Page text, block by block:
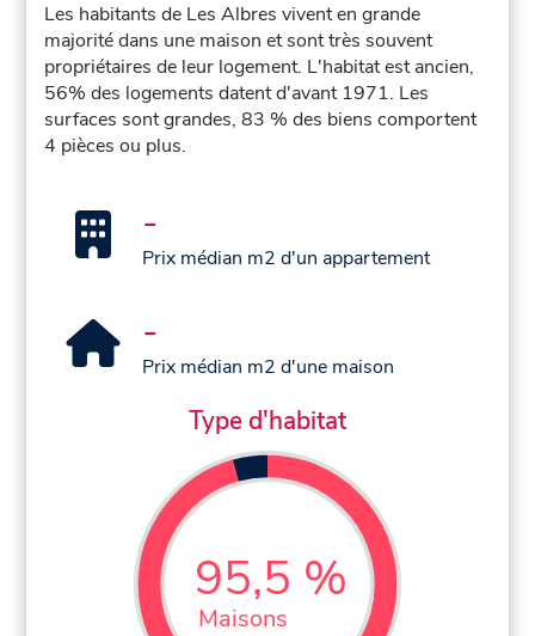
Les habitants de Les Albres vivent en grande
majorité dans une maison et sont très souvent
propriétaires de leur logement. L'habitat est ancien,
56% des logements datent d'avant 1971. Les
surfaces sont grandes, 83 % des biens comportent
4 pièces ou plus.
-
Prix médian m2 d'un appartement
-
Prix médian m2 d'une maison
Type d'habitat
95,5 %
Maisons